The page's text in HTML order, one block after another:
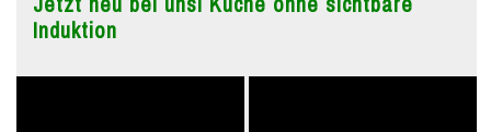
Induktion